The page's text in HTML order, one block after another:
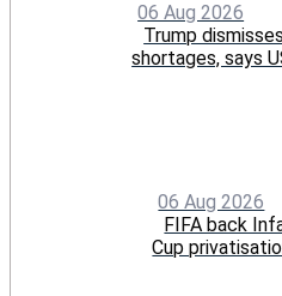
06 Aug 2026
Trump
shortages, says
06 Aug 2026
FIFA back
Cup